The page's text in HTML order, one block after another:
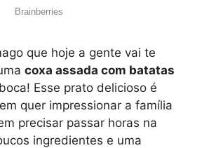
que hoje a gente vai te
coxa assada com batatas
Esse prato delicioso é
quer impressionar a família
precisar passar horas na
ingredientes e uma